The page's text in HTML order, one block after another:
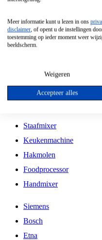
Vrijstaande Magnetron
Vrijstaande Kookplaat
Inbouw Gaskookplaat
Inbouw Keramische
Kookplaat Accessoires
Staafmixer
Keukenmachine
Hakmolen
Foodprocessor
Handmixer
Siemens
Bosch
Etna
Meer informatie kunt u lezen in ons
disclaimer, of opent u de instellingen
toestemming op ieder moment weer
beeldscherm.
Weigeren
Accepteer alles